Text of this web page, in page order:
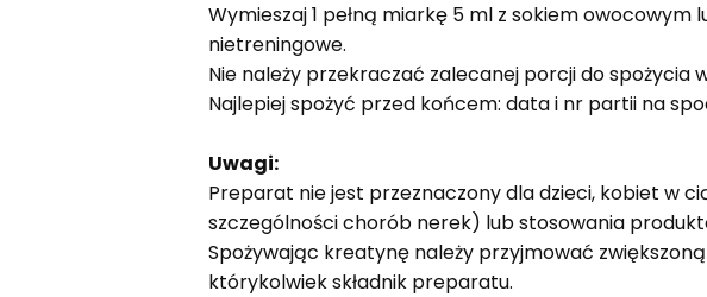
Wymieszaj 1 pełną miarkę 5 ml z sokiem
nietreningowe.
Nie należy przekraczać zalecanej porcji do spożycia
Najlepiej spożyć przed końcem: data i nr partii na
Uwagi:
Preparat nie jest przeznaczony dla dzieci, kobiet w
szczególności chorób nerek) lub stosowania
Spożywając kreatynę należy przyjmować
którykolwiek składnik preparatu.